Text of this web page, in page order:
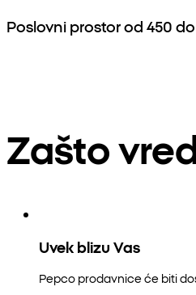
Poslovni prostor od 450
Zašto
Uvek blizu Vas
Pepco prodavnice će biti